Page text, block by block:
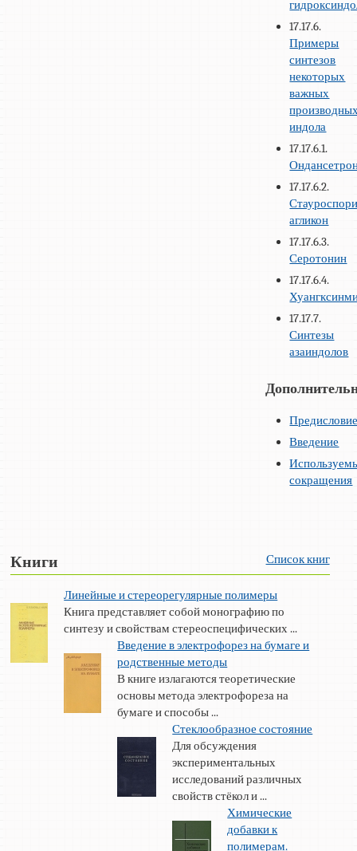
17.17.6.
Примеры
синтезов
некоторых
важных
индола
17.17.6.1.
17.17.6.2.
агликон
17.17.6.3.
Серотонин
17.17.6.4.
17.17.7.
Синтезы
азаиндолов
Введение
сокращения
Книги Список книг
Линейные и стереорегулярные полимеры
Книга представляет собой монографию по
синтезу и свойствам стереоспецифических ...
Введение в электрофорез на бумаге и
родственные методы
В книге излагаются теоретические
основы метода электрофореза на
бумаге и способы ...
Стеклообразное состояние
Для обсуждения
экспериментальных
исследований различных
свойств стёкол и ...
Химические
добавки к
полимерам.